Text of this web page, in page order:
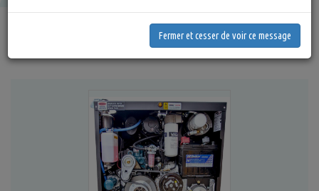
compresseur d’air à moteur diesel autonome.
Fermer et cesser de voir ce message